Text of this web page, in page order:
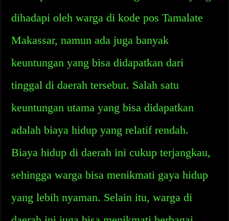
dihadapi oleh warga di kode pos Tamalate
Makassar, namun ada juga banyak
keuntungan yang bisa didapatkan dari
tinggal di daerah tersebut. Salah satu
keuntungan utama yang bisa didapatkan
adalah biaya hidup yang relatif rendah.
Biaya hidup di daerah ini cukup terjangkau,
sehingga warga bisa menikmati gaya hidup
yang lebih nyaman. Selain itu, warga di